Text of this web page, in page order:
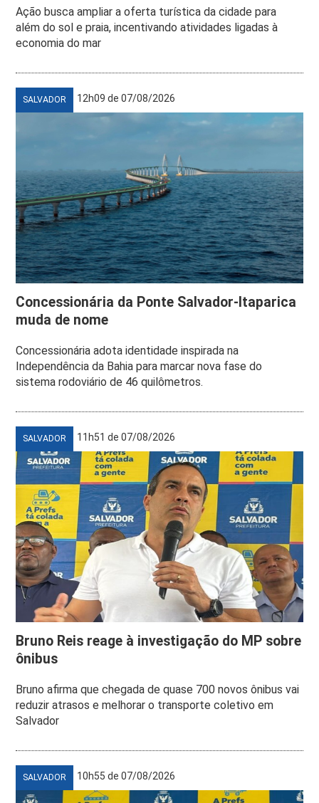
Ação busca ampliar a oferta turística da cidade para
além do sol e praia, incentivando atividades ligadas à
economia do mar
SALVADOR 12h09 de 07/08/2026
Concessionária da Ponte Salvador-Itaparica
muda de nome
Concessionária adota identidade inspirada na
Independência da Bahia para marcar nova fase do
sistema rodoviário de 46 quilômetros.
SALVADOR 11h51 de 07/08/2026
Bruno Reis reage à investigação do MP sobre
ônibus
Bruno afirma que chegada de quase 700 novos ônibus vai
reduzir atrasos e melhorar o transporte coletivo em
Salvador
SALVADOR 10h55 de 07/08/2026